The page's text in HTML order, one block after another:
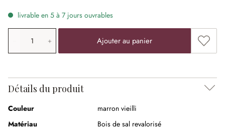
livrable en 5 à 7 jours ouvrables
Quantité de produit: saisissez la valeur souhaitée ou
Ajouter au panier
Détails du produit
Couleur
marron vieilli
Matériau
Bois de sal revalorisé